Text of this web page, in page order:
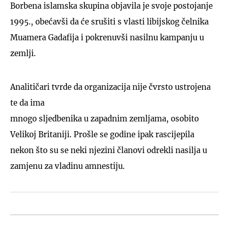
Borbena islamska skupina objavila je svoje postojanje
1995., obećavši da će srušiti s vlasti libijskog čelnika
Muamera Gadafija i pokrenuvši nasilnu kampanju u
zemlji.
Analitičari tvrde da organizacija nije čvrsto ustrojena
te da ima
mnogo sljedbenika u zapadnim zemljama, osobito
Velikoj Britaniji. Prošle se godine ipak rascijepila
nekon što su se neki njezini članovi odrekli nasilja u
zamjenu za vladinu amnestiju.